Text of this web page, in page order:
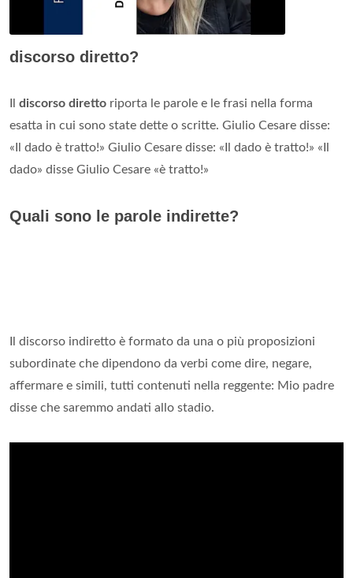
discorso diretto?
discorso diretto riporta le parole e le frasi nella forma
esatta in cui sono state dette o scritte. Giulio Cesare disse:
«Il dado è tratto!» Giulio Cesare disse: «Il dado è tratto!» «Il
dado» disse Giulio Cesare «è tratto!»
Quali sono le parole indirette?
Il discorso indiretto è formato da una o più proposizioni
subordinate che dipendono da verbi come dire, negare,
affermare e simili, tutti contenuti nella reggente: Mio padre
disse che saremmo andati allo stadio.